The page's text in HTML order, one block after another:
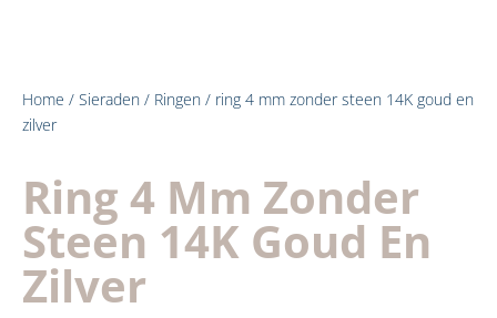
Home / Sieraden / Ringen / ring 4 mm zonder steen 14K goud en
zilver
Ring 4 Mm Zonder
Steen 14K Goud En
Zilver